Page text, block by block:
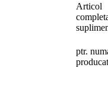
Articol
ptr.